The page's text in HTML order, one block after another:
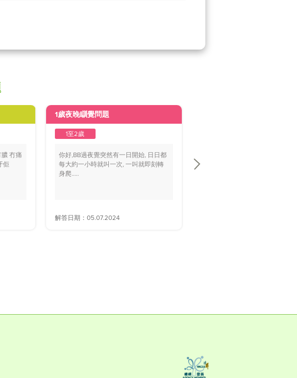
冇痛
佢
1歲夜晚瞓覺問題
1至2歲
你好,BB過夜覺突然有一日開始, 日日都
每大約一小時就叫一次, 一叫就即刻轉
身爬.....
解答日期：05.07.2024